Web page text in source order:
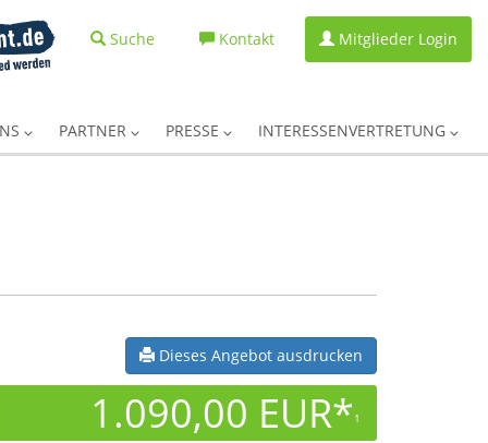
Suche Kontakt Mitglieder Login
PARTNER PRESSE INTERESSENVERTRETUNG
Dieses Angebot ausdrucken
1.090,00 EUR*1